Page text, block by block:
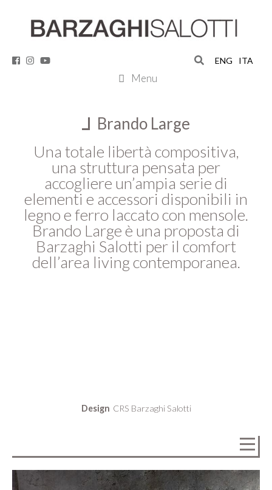
contenuto
ITA
ENG
Menu
Brando Large
Una totale libertà compositiva,
una struttura pensata per
accogliere un’ampia serie di
elementi e accessori disponibili in
legno e ferro laccato con mensole.
Brando Large è una proposta di
Barzaghi Salotti per il comfort
dell’area living contemporanea.
Design CRS Barzaghi Salotti